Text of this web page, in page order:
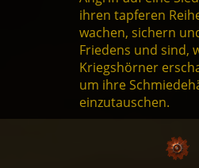
ihren tapferen
wachen, sichern
Friedens und sind,
Kriegshörner
um ihre
einzutauschen.